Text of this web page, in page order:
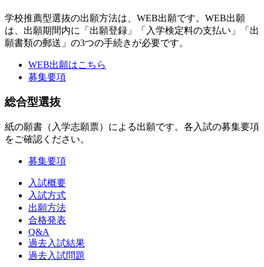
学校推薦型選抜の出願方法は、WEB出願です。WEB出願
は、出願期間内に「出願登録」「入学検定料の支払い」「出
願書類の郵送」の3つの手続きが必要です。
WEB出願はこちら
募集要項
総合型選抜
紙の願書（入学志願票）による出願です。各入試の募集要項
をご確認ください。
募集要項
入試概要
入試方式
出願方法
合格発表
Q&A
過去入試結果
過去入試問題